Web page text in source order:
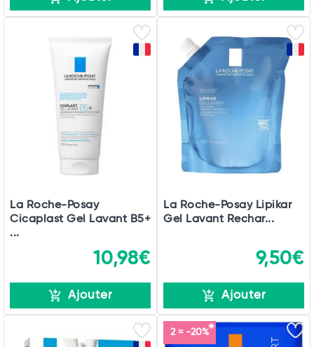
La Roche-Posay
Cicaplast Gel Lavant B5+
...
10,98€
Ajouter
La Roche-Posay Lipikar
Gel Lavant Rechar...
9,50€
Ajouter
2 = -20%